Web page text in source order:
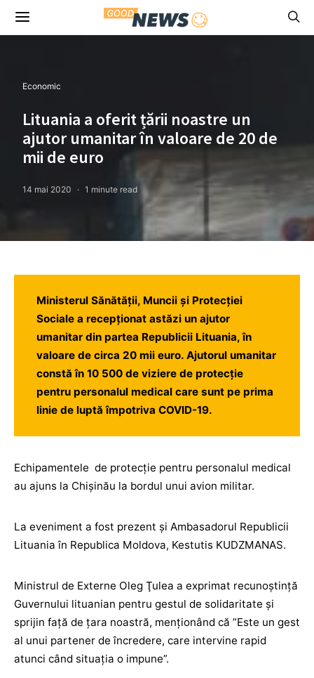
Economic
Lituania a oferit țării noastre un
ajutor umanitar în valoare de 20 de
mii de euro
14 mai 2020 1 minute read
Ministerul Sănătăţii, Muncii şi Protecţiei
Sociale a recepţionat astăzi un ajutor
umanitar din partea Republicii Lituania, în
valoare de circa 20 mii euro. Ajutorul umanitar
constă în 10 500 de viziere de protecţie
pentru personalul medical care sunt pe prima
linie de luptă împotriva COVID-19.
Echipamentele de protecţie pentru personalul medical
au ajuns la Chişinău la bordul unui avion militar.
La eveniment a fost prezent şi Ambasadorul Republicii
Lituania în Republica Moldova, Kestutis KUDZMANAS.
Ministrul de Externe Oleg Ţulea a exprimat recunoştinţă
Guvernului lituanian pentru gestul de solidaritate şi
sprijin faţă de ţara noastră, menţionând că ”Este un gest
al unui partener de încredere, care intervine rapid
atunci când situaţia o impune”.